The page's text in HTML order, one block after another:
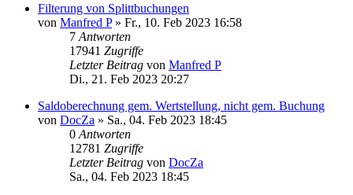
Filterung von Splittbuchungen
von Manfred P» Fr., 10. Feb 2023 16:58
7 Antworten
17941 Zugriffe
Letzter Beitrag von Manfred P
Di., 21. Feb 2023 20:27
Saldoberechnung gem. Wertstellung, nicht gem. Buchung
von DocZa » Sa., 04. Feb 2023 18:45
0 Antworten
12781 Zugriffe
Letzter Beitrag von DocZa
Sa., 04. Feb 2023 18:45